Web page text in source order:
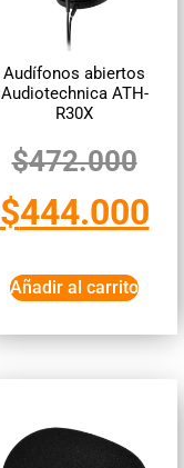
Audífonos abiertos
Audiotechnica ATH-
R30X
$472.000
$444.000
Añadir al carrito